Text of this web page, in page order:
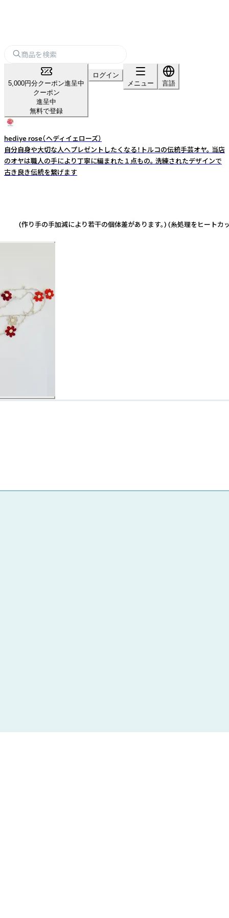
5,000円分クーポン進呈中
クーポン
進呈中
無料で登録
ログイン
メニュー
言語
hediye rose（へディイェローズ）
自分自身や大切な人へプレゼントしたくなる！トルコの伝統手芸オヤ。 当店
のオヤは職人の手により丁寧に編まれた１点もの。 洗練されたデザインで
古き良き伝統を繋げます
手加減により若干の個体差があります。) (糸処理をヒートカ